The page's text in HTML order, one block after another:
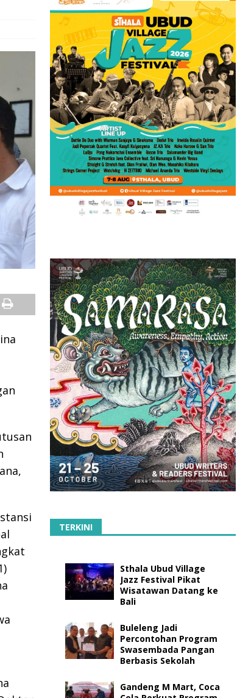
TERKINI
Sthala Ubud Village
Jazz Festival Pikat
Wisatawan Datang ke
Bali
Buleleng Jadi
Percontohan Program
Swasembada Pangan
Berbasis Sekolah
Gandeng M Mart, Coca